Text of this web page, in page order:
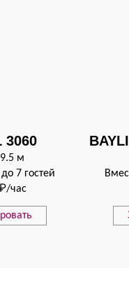
3060
м
7 гостей
час